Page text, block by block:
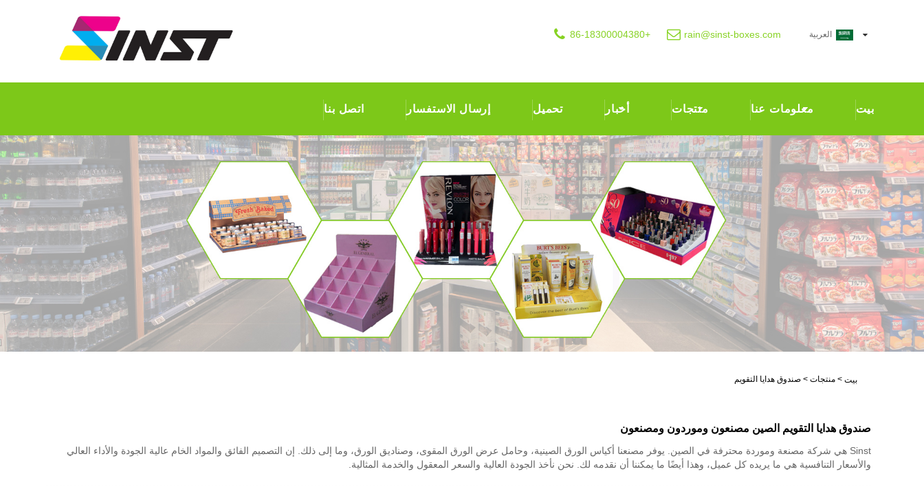
العربية +86-18300004380 rain@sinst-boxes.com
بيت معلومات عنا منتجات أخبار تحميل إرسال الاستفسار اتصل بنا
بيت > منتجات > صندوق هدايا التقويم
صندوق هدايا التقويم الصين مصنعون وموردون ومصنعون
Sinst هي شركة مصنعة وموردة محترفة في الصين. يوفر مصنعنا أكياس الورق الصينية، وحامل عرض الورق المقوى، وصناديق الورق، وما إلى ذلك. إن التصميم الفائق والمواد الخام عالية الجودة والأداء العالي
والأسعار التنافسية هي ما يريده كل عميل، وهذا أيضًا ما يمكننا أن نقدمه لك. نحن نأخذ الجودة العالية والسعر المعقول والخدمة المثالية.